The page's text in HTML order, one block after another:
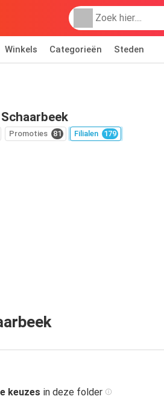
Winkels Categorieën Steden
Promoties 81 Filialen 179
keuzes in deze folder